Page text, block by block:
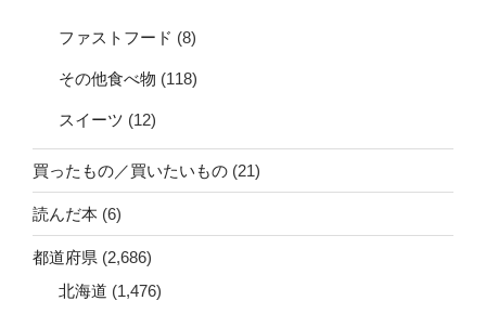
ファストフード (8)
その他食べ物 (118)
スイーツ (12)
買ったもの／買いたいもの (21)
読んだ本 (6)
都道府県 (2,686)
北海道 (1,476)